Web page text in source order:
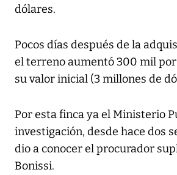
dólares.
Pocos días después de la
el terreno aumentó 300 mil
su valor inicial (3 millones de
Por esta finca ya el Ministerio
investigación, desde hace dos
dio a conocer el procurador
Bonissi.